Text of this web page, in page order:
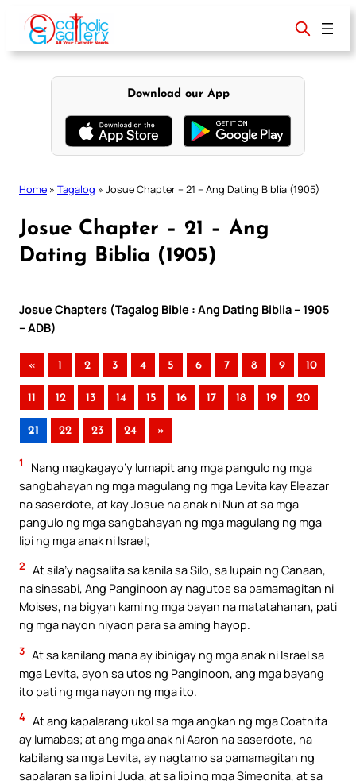
content
Download our App
Home » Tagalog » Josue Chapter – 21 – Ang Dating Biblia (1905)
Josue Chapter – 21 – Ang
Dating Biblia (1905)
Josue Chapters (Tagalog Bible : Ang Dating Biblia – 1905
– ADB)
« 1 2 3 4 5 6 7 8 9 10
11 12 13 14 15 16 17 18 19 20
21 22 23 24 »
1
Nang magkagayo’y lumapit ang mga pangulo ng mga
sangbahayan ng mga magulang ng mga Levita kay Eleazar
na saserdote, at kay Josue na anak ni Nun at sa mga
pangulo ng mga sangbahayan ng mga magulang ng mga
lipi ng mga anak ni Israel;
2 At sila’y nagsalita sa kanila sa Silo, sa lupain ng Canaan,
na sinasabi, Ang Panginoon ay nagutos sa pamamagitan ni
Moises, na bigyan kami ng mga bayan na matatahanan, pati
ng mga nayon niyaon para sa aming hayop.
3 At sa kanilang mana ay ibinigay ng mga anak ni Israel sa
mga Levita, ayon sa utos ng Panginoon, ang mga bayang
ito pati ng mga nayon ng mga ito.
4 At ang kapalarang ukol sa mga angkan ng mga Coathita
ay lumabas; at ang mga anak ni Aaron na saserdote, na
kabilang sa mga Levita, ay nagtamo sa pamamagitan ng
sapalaran sa lipi ni Juda, at sa lipi ng mga Simeonita, at sa